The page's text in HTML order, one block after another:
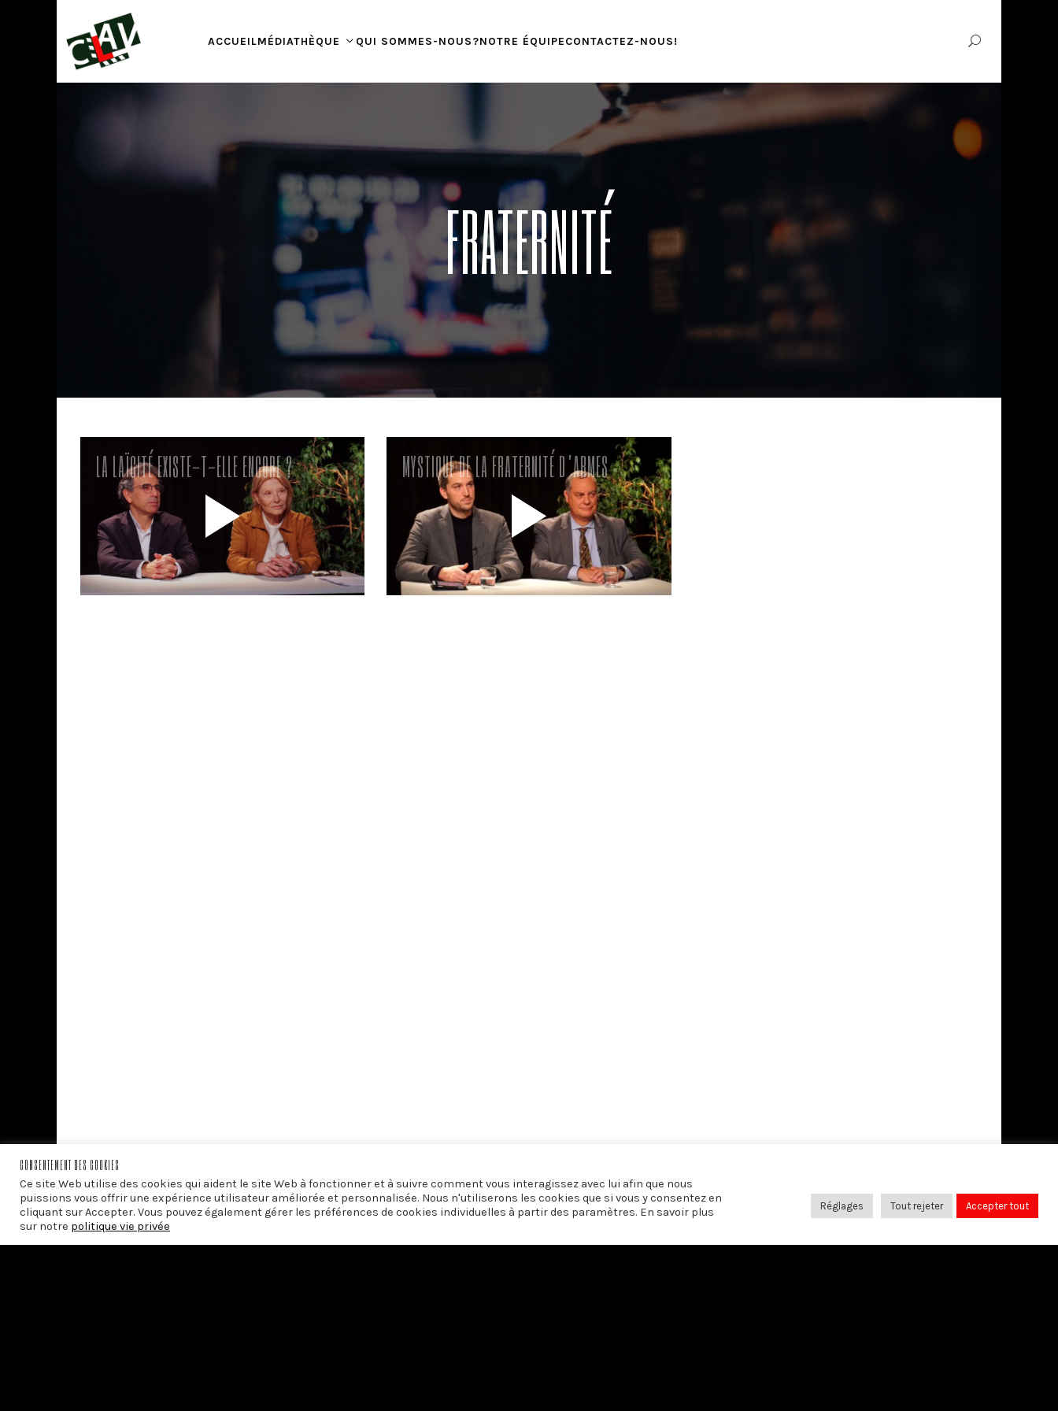
ACCUEILMÉDIATHÈQUE QUI SOMMES-NOUS?NOTRE ÉQUIPECONTACTEZ-NOUS!
FRATERNITÉ
LA LAÏCITÉ EXISTE-T-ELLE ENCORE ? MYSTIQUE DE LA FRATERNITÉ D’ARMES
CONSENTEMENT DES COOKIES
Ce site Web utilise des cookies qui aident le site Web à fonctionner et à suivre comment vous interagissez avec lui afin que nous
puissions vous offrir une expérience utilisateur améliorée et personnalisée. Nous n'utiliserons les cookies que si vous y consentez en
cliquant sur Accepter. Vous pouvez également gérer les préférences de cookies individuelles à partir des paramètres. En savoir plus
sur notre politique vie privée
Réglages Tout rejeter Accepter tout